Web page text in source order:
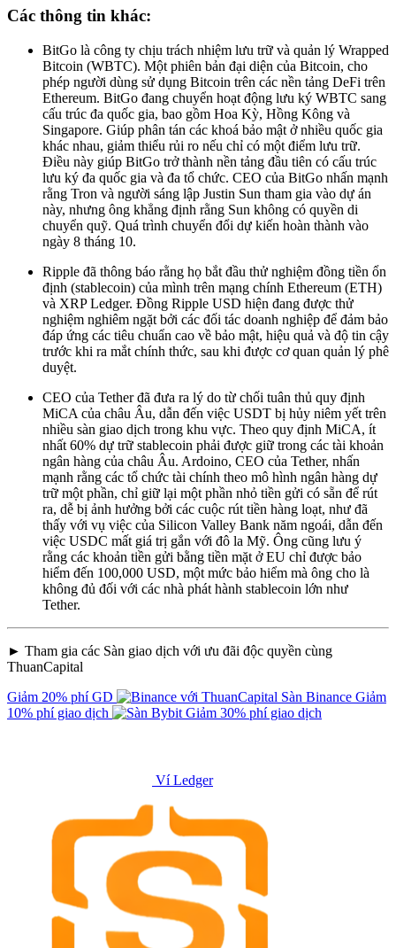
Các thông tin khác:
BitGo là công ty chịu trách nhiệm lưu trữ và quản lý Wrapped
Bitcoin (WBTC). Một phiên bản đại diện của Bitcoin, cho
phép người dùng sử dụng Bitcoin trên các nền tảng DeFi trên
Ethereum. BitGo đang chuyển hoạt động lưu ký WBTC sang
cấu trúc đa quốc gia, bao gồm Hoa Kỳ, Hồng Kông và
Singapore. Giúp phân tán các khoá bảo mật ở nhiều quốc gia
khác nhau, giảm thiểu rủi ro nếu chỉ có một điểm lưu trữ.
Điều này giúp BitGo trở thành nền tảng đầu tiên có cấu trúc
lưu ký đa quốc gia và đa tổ chức. CEO của BitGo nhấn mạnh
rằng Tron và người sáng lập Justin Sun tham gia vào dự án
này, nhưng ông khẳng định rằng Sun không có quyền di
chuyển quỹ. Quá trình chuyển đổi dự kiến hoàn thành vào
ngày 8 tháng 10.
Ripple đã thông báo rằng họ bắt đầu thử nghiệm đồng tiền ổn
định (stablecoin) của mình trên mạng chính Ethereum (ETH)
và XRP Ledger. Đồng Ripple USD hiện đang được thử
nghiệm nghiêm ngặt bởi các đối tác doanh nghiệp để đảm bảo
đáp ứng các tiêu chuẩn cao về bảo mật, hiệu quả và độ tin cậy
trước khi ra mắt chính thức, sau khi được cơ quan quản lý phê
duyệt.
CEO của Tether đã đưa ra lý do từ chối tuân thủ quy định
MiCA của châu Âu, dẫn đến việc USDT bị hủy niêm yết trên
nhiều sàn giao dịch trong khu vực. Theo quy định MiCA, ít
nhất 60% dự trữ stablecoin phải được giữ trong các tài khoản
ngân hàng của châu Âu. Ardoino, CEO của Tether, nhấn
mạnh rằng các tổ chức tài chính theo mô hình ngân hàng dự
trữ một phần, chỉ giữ lại một phần nhỏ tiền gửi có sẵn để rút
ra, dễ bị ảnh hưởng bởi các cuộc rút tiền hàng loạt, như đã
thấy với vụ việc của Silicon Valley Bank năm ngoái, dẫn đến
việc USDC mất giá trị gắn với đô la Mỹ. Ông cũng lưu ý
rằng các khoản tiền gửi bằng tiền mặt ở EU chỉ được bảo
hiểm đến 100,000 USD, một mức bảo hiểm mà ông cho là
không đủ đối với các nhà phát hành stablecoin lớn như
Tether.
► Tham gia các Sàn giao dịch với ưu đãi độc quyền cùng
ThuanCapital
Giảm 20% phí GD
Sàn Binance Giảm
10% phí giao dịch
Giảm 30% phí giao dịch
Ví Ledger